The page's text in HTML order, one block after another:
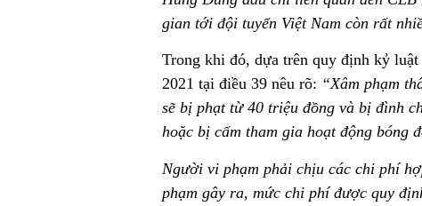
gian tới đội tuyển Việt Nam còn rất
Trong khi đó, dựa trên quy định kỷ
2021 tại điều 39 nêu rõ: “Xâm phạm
sẽ bị phạt từ 40 triệu đồng và bị đình
hoặc bị cấm tham gia hoạt động bóng
Người vi phạm phải chịu các chi phí
phạm gây ra, mức chi phí được quy